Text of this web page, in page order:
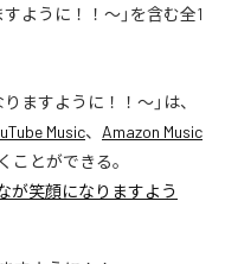
ように！！〜」を含む全1
ますように！！〜」は、
Music、 Amazon Music
ことができる。
が笑顔になりますよう